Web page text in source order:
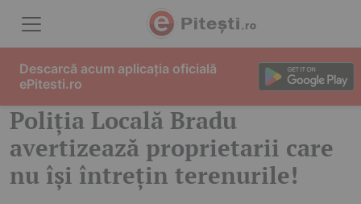
Poliția Locală Bradu
avertizează proprietarii care
nu își întrețin terenurile!
Descarcă acum aplicația oficială
ePitesti.ro